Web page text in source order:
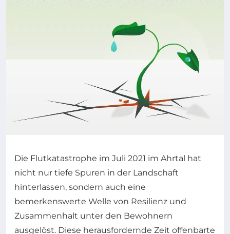
Die Flutkatastrophe im Juli 2021 im Ahrtal hat
nicht nur tiefe Spuren in der Landschaft
hinterlassen, sondern auch eine
bemerkenswerte Welle von Resilienz und
Zusammenhalt unter den Bewohnern
ausgelöst. Diese herausfordernde Zeit offenbarte